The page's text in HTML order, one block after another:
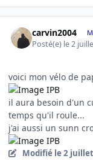
carvin2004
Posté(e) le 2
voici mon vélo de
il aura besoin d'un
temps qu'il roule...
j'ai aussi un sunn
Modifié le 2